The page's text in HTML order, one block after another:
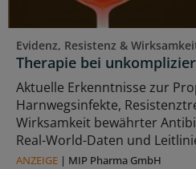
Evidenz, Resistenz &
Therapie bei
Aktuelle Erkenntnisse zur
Harnwegsinfekte,
Wirksamkeit bewährter
Real-World-Daten und
ANZEIGE | MIP Pharma GmbH